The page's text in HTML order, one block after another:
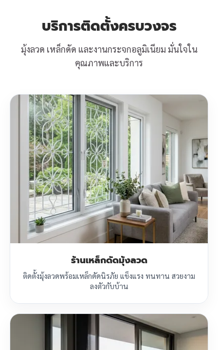
บริการติดตั้งครบวงจร
มุ้งลวด เหล็กดัด และงานกระจกอลูมิเนียม มั่นใจใน
คุณภาพและบริการ
ร้านเหล็กดัดมุ้งลวด
ติดตั้งมุ้งลวดพร้อมเหล็กดัดนิรภัย แข็งแรง ทนทาน สวยงาม
ลงตัวกับบ้าน